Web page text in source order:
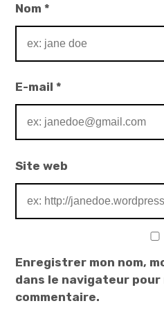
Nom*
E-mail*
Site web
Enregistrer mon nom,
dans le navigateur pour
commentaire.